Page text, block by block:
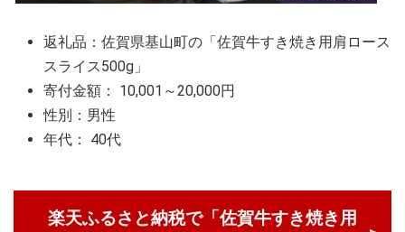
返礼品：佐賀県基山町の「佐賀牛すき焼き用肩ロース
スライス500g」
寄付金額： 10,001～20,000円
性別：男性
年代： 40代
楽天ふるさと納税で「佐賀牛すき焼き用